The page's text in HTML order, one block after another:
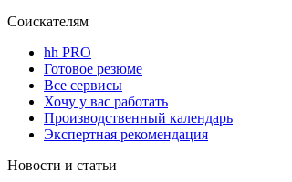
Соискателям
hh PRO
Готовое резюме
Все сервисы
Хочу у вас работать
Производственный календарь
Экспертная рекомендация
Новости и статьи